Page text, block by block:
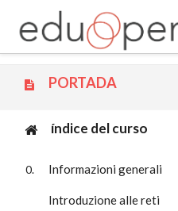
Saltar a contenido principal
PORTADA
índice del curso
0. Informazioni generali
Introduzione alle reti